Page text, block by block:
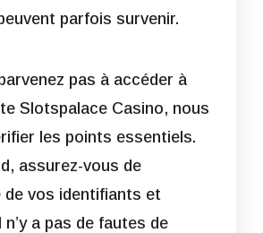
parfois survenir.
pas à accéder à
Slotspalace Casino, nous
les points essentiels.
assurez-vous de
de vos identifiants et
n’y a pas de fautes de